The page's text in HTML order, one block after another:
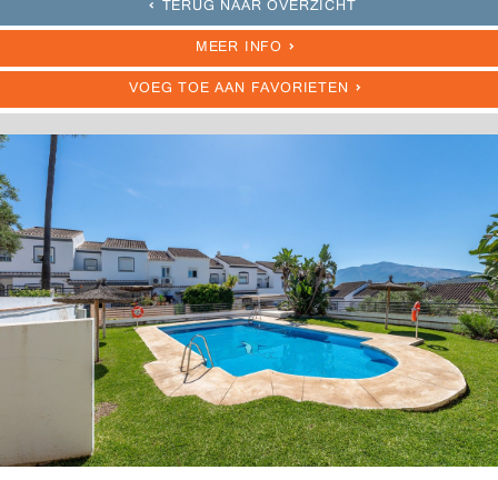
TERUG NAAR OVERZICHT
MEER INFO
VOEG TOE AAN FAVORIETEN